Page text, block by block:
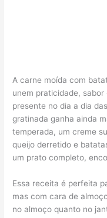
A carne moída com
unem praticidade,
presente no dia a dia
gratinada ganha ainda
temperada, um creme
queijo derretido e
um prato completo,
Essa receita é perfeita
mas com cara de
no almoço quanto no